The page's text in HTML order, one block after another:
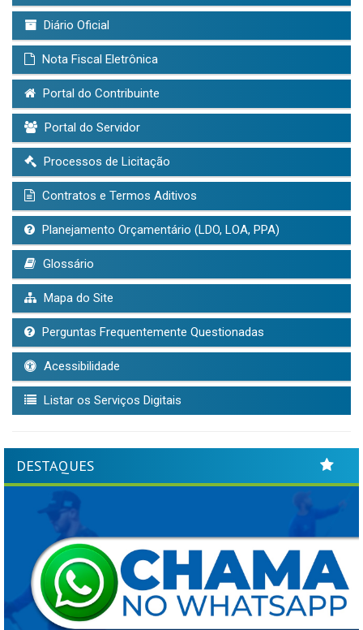
Diário Oficial
Nota Fiscal Eletrônica
Portal do Contribuinte
Portal do Servidor
Processos de Licitação
Contratos e Termos Aditivos
Planejamento Orçamentário (LDO, LOA, PPA)
Glossário
Mapa do Site
Perguntas Frequentemente Questionadas
Acessibilidade
Listar os Serviços Digitais
DESTAQUES